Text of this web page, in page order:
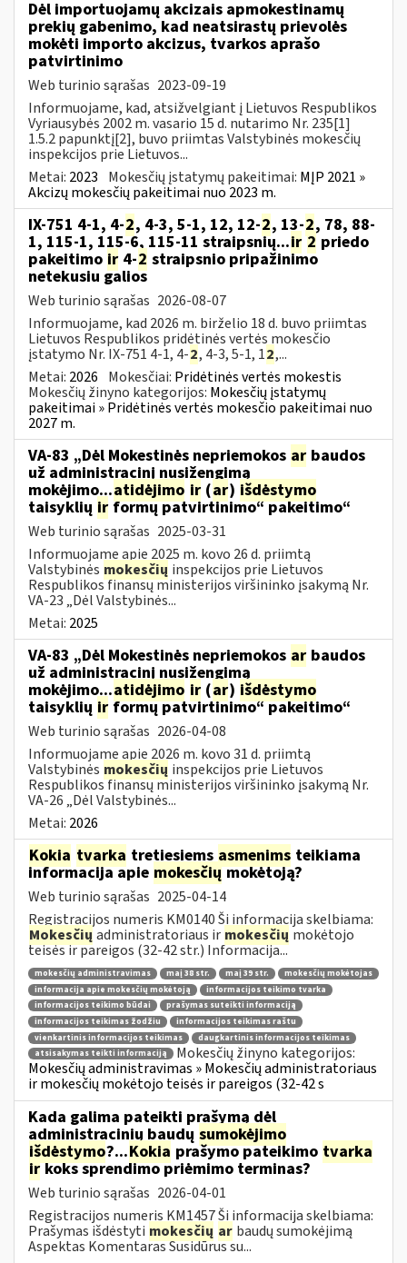
Dėl importuojamų akcizais apmokestinamų
prekių gabenimo, kad neatsirastų prievolės
mokėti importo akcizus, tvarkos aprašo
patvirtinimo
Web turinio sąrašas 2023-09-19
Informuojame, kad, atsižvelgiant į Lietuvos Respublikos
Vyriausybės 2002 m. vasario 15 d. nutarimo Nr. 235[1]
1.5.2 papunktį[2], buvo priimtas Valstybinės mokesčių
inspekcijos prie Lietuvos...
Metai: 2023 Mokesčių įstatymų pakeitimai: MĮP 2021 »
Akcizų mokesčių pakeitimai nuo 2023 m.
IX-751 4-1, 4-2, 4-3, 5-1, 12, 12-2, 13-2, 78, 88-
1, 115-1, 115-6, 115-11 straipsnių...ir 2 priedo
pakeitimo ir 4-2 straipsnio pripažinimo
netekusiu galios
Web turinio sąrašas 2026-08-07
Informuojame, kad 2026 m. birželio 18 d. buvo priimtas
Lietuvos Respublikos pridėtinės vertės mokesčio
įstatymo Nr. IX-751 4-1, 4-2, 4-3, 5-1, 12,...
Metai: 2026 Mokesčiai: Pridėtinės vertės mokestis
Mokesčių žinyno kategorijos: Mokesčių įstatymų
pakeitimai » Pridėtinės vertės mokesčio pakeitimai nuo
2027 m.
VA-83 „Dėl Mokestinės nepriemokos ar baudos
už administracinį nusižengimą
mokėjimo...atidėjimo ir (ar) išdėstymo
taisyklių ir formų patvirtinimo“ pakeitimo“
Web turinio sąrašas 2025-03-31
Informuojame apie 2025 m. kovo 26 d. priimtą
Valstybinės mokesčių inspekcijos prie Lietuvos
Respublikos finansų ministerijos viršininko įsakymą Nr.
VA-23 „Dėl Valstybinės...
Metai: 2025
VA-83 „Dėl Mokestinės nepriemokos ar baudos
už administracinį nusižengimą
mokėjimo...atidėjimo ir (ar) išdėstymo
taisyklių ir formų patvirtinimo“ pakeitimo“
Web turinio sąrašas 2026-04-08
Informuojame apie 2026 m. kovo 31 d. priimtą
Valstybinės mokesčių inspekcijos prie Lietuvos
Respublikos finansų ministerijos viršininko įsakymą Nr.
VA-26 „Dėl Valstybinės...
Metai: 2026
Kokia tvarka tretiesiems asmenims teikiama
informacija apie mokesčiųmokėtoją?
Web turinio sąrašas 2025-04-14
Registracijos numeris KM0140 Ši informacija skelbiama:
Mokesčių administratoriaus ir mokesčių mokėtojo
teisės ir pareigos (32-42 str.) Informacija...
mokesčių administravimas maį 38 str. maį 39 str.
mokesčių mokėtojas
informacija apie mokesčių mokėtoją
informacijos teikimo tvarka
informacijos teikimo būdai
prašymas suteikti informaciją
informacijos teikimas žodžiu
informacijos teikimas raštu
vienkartinis informacijos teikimas
daugkartinis informacijos teikimas
atsisakymas teikti informaciją
Mokesčių žinyno kategorijos:
Mokesčių administravimas » Mokesčių administratoriaus
ir mokesčių mokėtojo teisės ir pareigos (32-42 s
Kada galima pateikti prašymą dėl
administracinių baudų sumokėjimo
išdėstymo?...Kokia prašymo pateikimo tvarka
irkoks sprendimo priėmimo terminas?
Web turinio sąrašas 2026-04-01
Registracijos numeris KM1457 Ši informacija skelbiama:
Prašymas išdėstyti mokesčių ar baudų sumokėjimą
Aspektas Komentaras Susidūrus su...